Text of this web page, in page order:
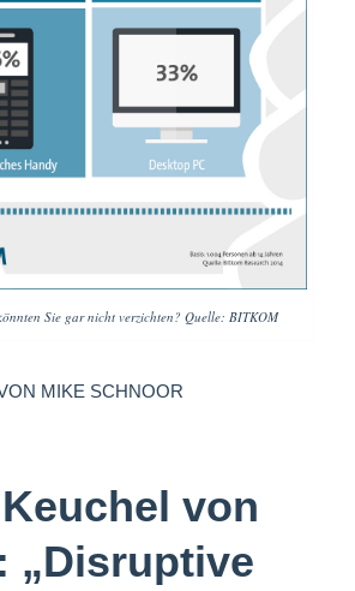
Sie gar nicht verzichten? Quelle: BITKOM
MIKE SCHNOOR
von
„Disruptive